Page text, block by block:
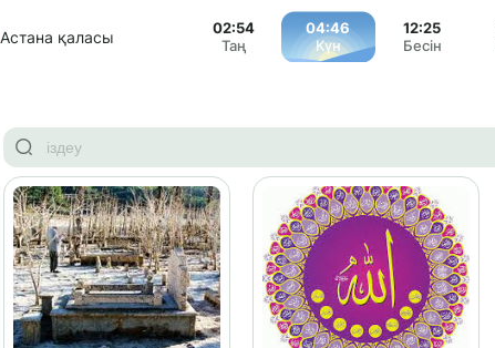
Астана қаласы
02:54
Таң
04:46
Күн
12:25
Бесін